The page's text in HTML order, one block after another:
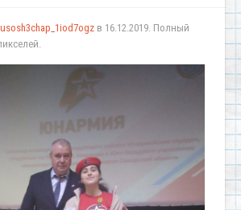
в 16.12.2019. Полный